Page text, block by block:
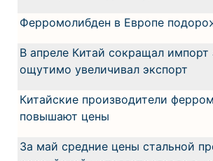
Ферромолибден в Европе
В апреле Китай сокращал
ощутимо увеличивал экспорт
Китайские производители
повышают цены
За май средние цены стальной